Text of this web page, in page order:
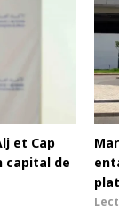
et Cap
capital de